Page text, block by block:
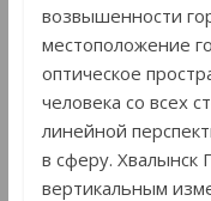
возвышенности
местоположение
оптическое
человека со всех
линейной
в сферу. Хвалынск
вертикальным